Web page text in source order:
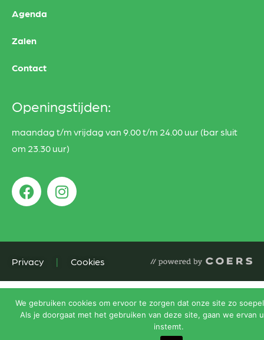
Agenda
Zalen
Contact
Openingstijden:
maandag t/m vrijdag van 9.00 t/m 24.00 uur (bar sluit
om 23.30 uur)
Privacy | Cookies
We gebruiken cookies om ervoor te zorgen dat onze site zo
Als je doorgaat met het gebruiken van deze site, gaan we ervan
instemt.